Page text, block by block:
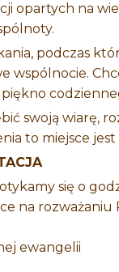
opartych na
podczas
wspólnocie.
swoją wiarę,
to miejsce jest
się o
na rozważaniu
ewangelii